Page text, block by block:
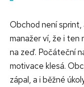
Obchod není sprint,
manažer ví, že i ten
na zeď. Počáteční
motivace klesá.
zápal, a i běžné